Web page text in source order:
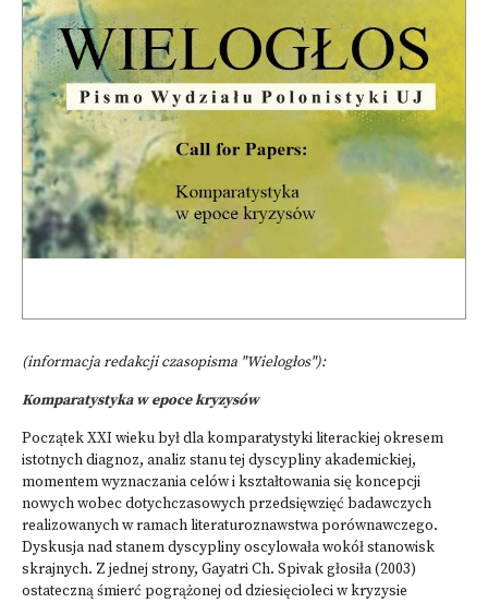
(informacja redakcji czasopisma "Wielogłos"):
Komparatystyka w epoce kryzysów
Początek XXI wieku był dla komparatystyki literackiej okresem
istotnych diagnoz, analiz stanu tej dyscypliny akademickiej,
momentem wyznaczania celów i kształtowania się koncepcji
nowych wobec dotychczasowych przedsięwzięć badawczych
realizowanych w ramach literaturoznawstwa porównawczego.
Dyskusja nad stanem dyscypliny oscylowała wokół stanowisk
skrajnych. Z jednej strony, Gayatri Ch. Spivak głosiła (2003)
ostateczną śmierć pogrążonej od dziesięcioleci w kryzysie